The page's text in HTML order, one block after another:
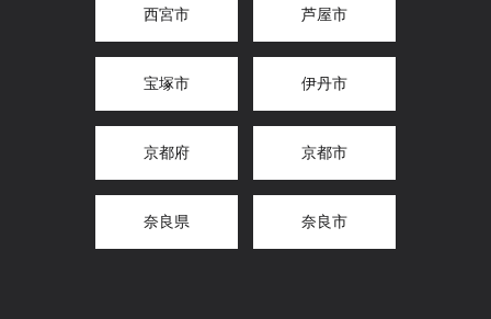
西宮市 芦屋市
宝塚市 伊丹市
京都府 京都市
奈良県 奈良市